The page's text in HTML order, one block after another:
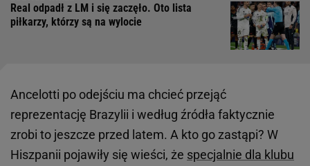
Real odpadł z LM i się zaczęło. Oto lista
piłkarzy, którzy są na wylocie
Ancelotti po odejściu ma chcieć przejąć
reprezentację Brazylii i według źródła faktycznie
zrobi to jeszcze przed latem. A kto go zastąpi? W
Hiszpanii pojawiły się wieści, że specjalnie dla klubu